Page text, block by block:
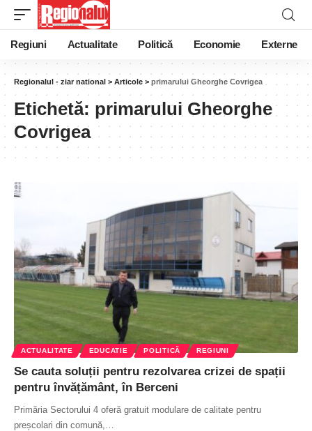
Regiuni Actualitate Politică Economie Externe
Regionalul - ziar national > Articole > primarului Gheorghe Covrigea
Etichetă: primarului Gheorghe
Covrigea
ACTUALITATE EDUCATIE POLITICĂ REGIUNI
Se cauta soluții pentru rezolvarea crizei de spații
pentru învățământ, în Berceni
Primăria Sectorului 4 oferă gratuit modulare de calitate pentru
preșcolari din comună,